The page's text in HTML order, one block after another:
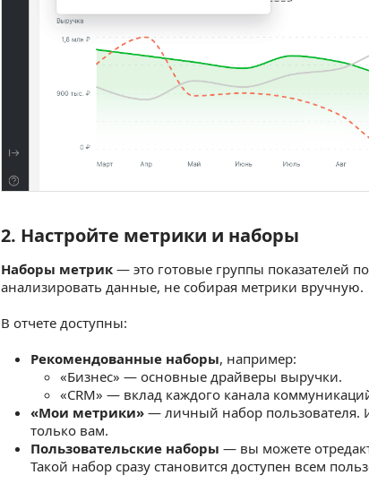
2. Настройте метрики и наборы
2. Настройте метрики и наборы
Наборы метрик — это готовые группы показателей
анализировать данные, не собирая метрики вручную.
В отчете доступны:
Рекомендованные наборы, например:
«Бизнес» — основные драйверы выручки.
«CRM» — вклад каждого канала
«Мои метрики» — личный набор пользователя.
только вам.
Пользовательские наборы — вы можете
Такой набор сразу становится доступен всем